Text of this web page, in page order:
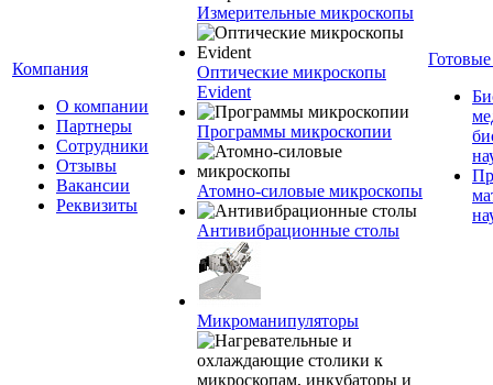
Компания
О компании
Партнеры
Сотрудники
Отзывы
Вакансии
Реквизиты
Измерительные микроскопы
Оптические микроскопы
Evident
Программы микроскопии
Атомно-силовые микроскопы
Антивибрационные столы
Микроманипуляторы